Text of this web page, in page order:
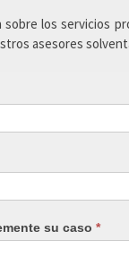
sobre los servicios
asesores
su caso *